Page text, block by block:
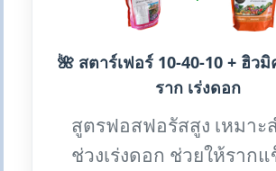
🌺 สตาร์เฟอร์ 10-40-10 + ฮิวมิ
ราก เร่งดอก
สูตรฟอสฟอรัสสูง เหมาะ
ช่วงเร่งดอก ช่วยให้รากแ